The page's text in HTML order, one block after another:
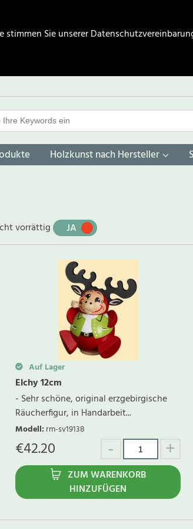
Sie unserer
Holzkunst nach Hersteller
vorrättig JA
Auf Lager
Elchy 12cm
- Sehr schöne, original erzgebirgische
Räucherfigur, in Handarbeit...
Modell: rm-sv19138
€42.20
ZUM WARENKORB
HINZUFÜGEN